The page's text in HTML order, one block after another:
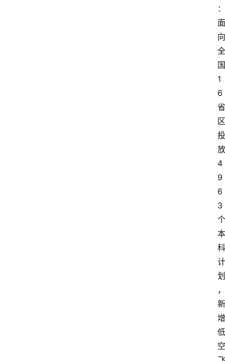
：
面
向
全
国
1
6
省
区
投
放
4
9
6
3
个
本
科
计
划
，
新
增
低
空